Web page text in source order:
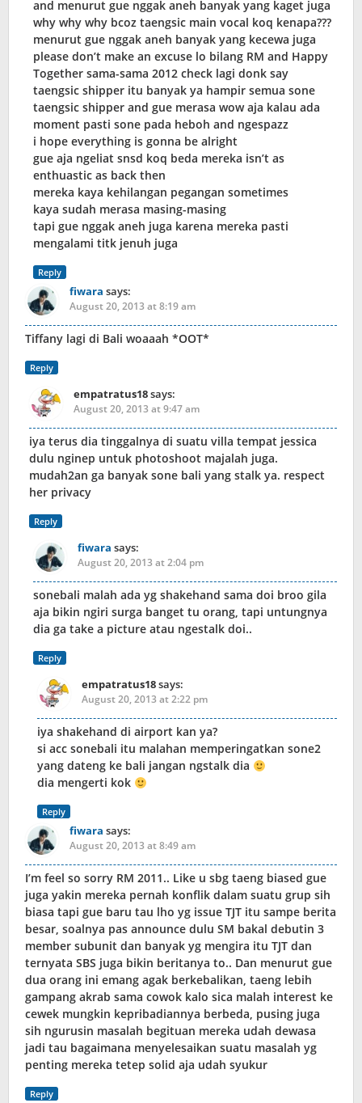
and menurut gue nggak aneh banyak yang kaget juga
why why why bcoz taengsic main vocal koq kenapa???
menurut gue nggak aneh banyak yang kecewa juga
please don’t make an excuse lo bilang RM and Happy
Together sama-sama 2012 check lagi donk say
taengsic shipper itu banyak ya hampir semua sone
taengsic shipper and gue merasa wow aja kalau ada
moment pasti sone pada heboh and ngespazz
i hope everything is gonna be alright
gue aja ngeliat snsd koq beda mereka isn’t as
enthuastic as back then
mereka kaya kehilangan pegangan sometimes
kaya sudah merasa masing-masing
tapi gue nggak aneh juga karena mereka pasti
mengalami titk jenuh juga
Reply
fiwara says:
August 20, 2013 at 8:19 am
Tiffany lagi di Bali woaaah *OOT*
Reply
empatratus18says:
August 20, 2013 at 9:47 am
iya terus dia tinggalnya di suatu villa tempat jessica
dulu nginep untuk photoshoot majalah juga.
mudah2an ga banyak sone bali yang stalk ya. respect
her privacy
Reply
fiwara says:
August 20, 2013 at 2:04 pm
sonebali malah ada yg shakehand sama doi broo gila
aja bikin ngiri surga banget tu orang, tapi untungnya
dia ga take a picture atau ngestalk doi..
Reply
empatratus18says:
August 20, 2013 at 2:22 pm
iya shakehand di airport kan ya?
si acc sonebali itu malahan memperingatkan sone2
yang dateng ke bali jangan ngstalk dia
dia mengerti kok
Reply
fiwara says:
August 20, 2013 at 8:49 am
I’m feel so sorry RM 2011.. Like u sbg taeng biased gue
juga yakin mereka pernah konflik dalam suatu grup sih
biasa tapi gue baru tau lho yg issue TJT itu sampe berita
besar, soalnya pas announce dulu SM bakal debutin 3
member subunit dan banyak yg mengira itu TJT dan
ternyata SBS juga bikin beritanya to.. Dan menurut gue
dua orang ini emang agak berkebalikan, taeng lebih
gampang akrab sama cowok kalo sica malah interest ke
cewek mungkin kepribadiannya berbeda, pusing juga
sih ngurusin masalah begituan mereka udah dewasa
jadi tau bagaimana menyelesaikan suatu masalah yg
penting mereka tetep solid aja udah syukur
Reply